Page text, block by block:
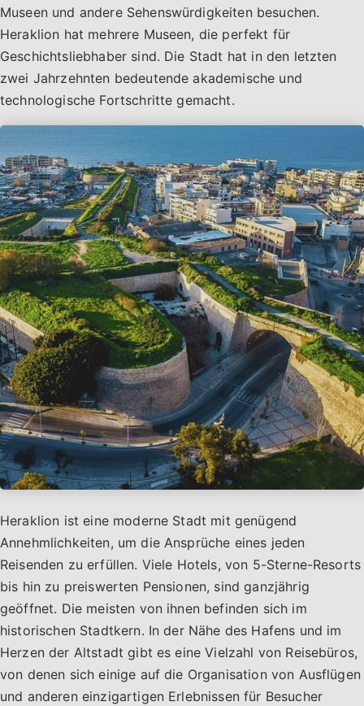
Museen und andere Sehenswürdigkeiten besuchen.
Heraklion hat mehrere Museen, die perfekt für
Geschichtsliebhaber sind. Die Stadt hat in den letzten
zwei Jahrzehnten bedeutende akademische und
technologische Fortschritte gemacht.
Heraklion ist eine moderne Stadt mit genügend
Annehmlichkeiten, um die Ansprüche eines jeden
Reisenden zu erfüllen. Viele Hotels, von 5-Sterne-Resorts
bis hin zu preiswerten Pensionen, sind ganzjährig
geöffnet. Die meisten von ihnen befinden sich im
historischen Stadtkern. In der Nähe des Hafens und im
Herzen der Altstadt gibt es eine Vielzahl von Reisebüros,
von denen sich einige auf die Organisation von Ausflügen
und anderen einzigartigen Erlebnissen für Besucher